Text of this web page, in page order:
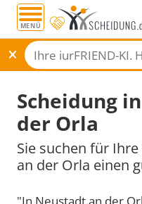
MENÜ
Scheidung
der Orla
Sie suchen für
an der Orla einen
"In Neustadt an der